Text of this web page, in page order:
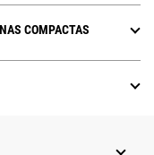
COMPACTAS